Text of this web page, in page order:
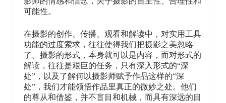
可能性。
在摄影的创作、传播、观看和解读中，对实用工具
功能的过度索求，往往使得我们把摄影之美忽略
了。摄影的形式，本身就可以是内容，而对形式的
解读，往往是艰巨的任务，只有深入形式的“深
处”，以及了解何以摄影师赋予作品这样的“深
处”，我们才能领悟作品里真正的微妙之处。他们
的尊从和借鉴，并不盲目和机械，而具有深远的目